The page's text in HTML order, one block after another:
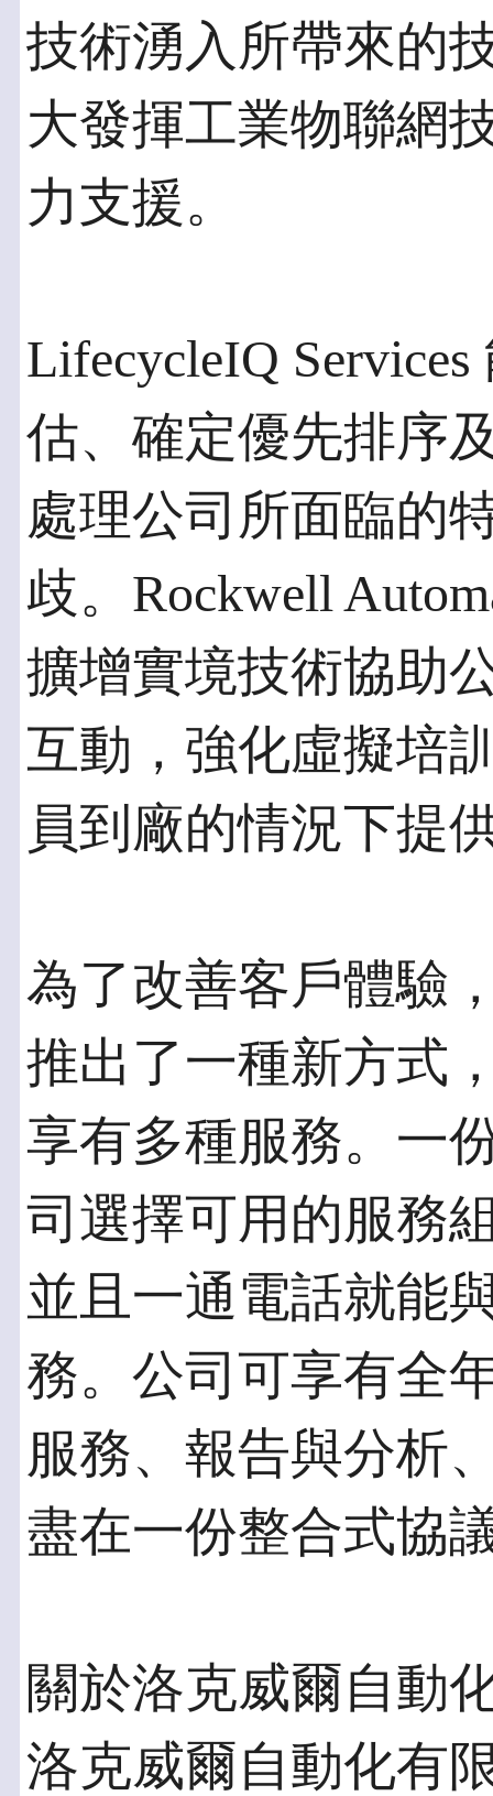
技術湧入所帶來的
大發揮工業物聯網
力支援。
LifecycleIQ
估、確定優先排序
處理公司所面臨的
歧。Rockwell
擴增實境技術協助
互動，強化虛擬培
員到廠的情況下提
為了改善客戶體驗
推出了一種新方式
享有多種服務。一
司選擇可用的服務
並且一通電話就能
務。公司可享有全
服務、報告與分析
盡在一份整合式協
關於洛克威爾自動
洛克威爾自動化有